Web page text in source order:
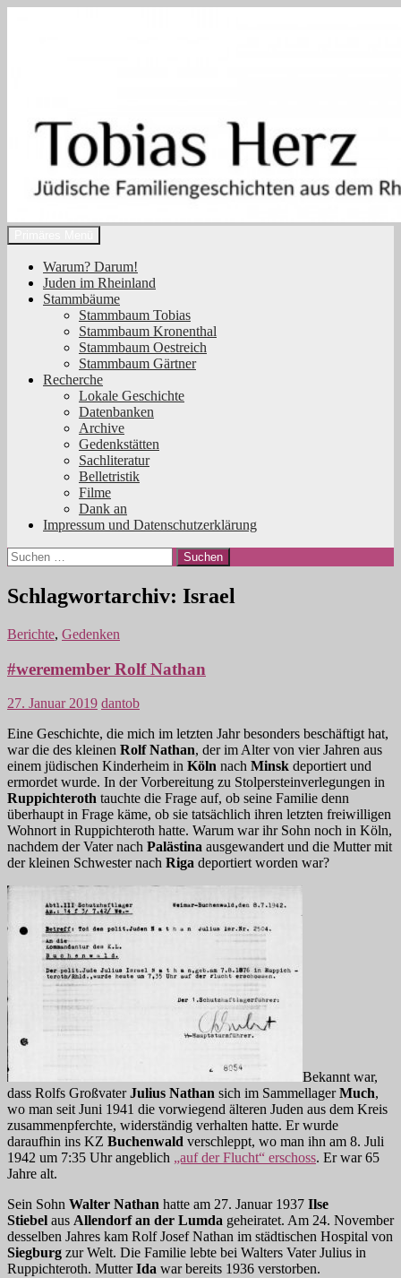
Tobias Herz
Suchen
Warum? Darum!
Juden im Rheinland
Stammbäume
Stammbaum Tobias
Stammbaum Kronenthal
Stammbaum Oestreich
Stammbaum Gärtner
Recherche
Lokale Geschichte
Datenbanken
Archive
Gedenkstätten
Sachliteratur
Belletristik
Filme
Dank an
Impressum und Datenschutzerklärung
Suchen
nach:
Schlagwortarchiv: Israel
Berichte, Gedenken
#weremember Rolf Nathan
27. Januar 2019 dantob
Eine Geschichte, die mich im letzten Jahr besonders beschäftigt hat,
war die des kleinen Rolf Nathan, der im Alter von vier Jahren aus
einem jüdischen Kinderheim in Köln nach Minsk deportiert und
ermordet wurde. In der Vorbereitung zu Stolpersteinverlegungen in
Ruppichteroth tauchte die Frage auf, ob seine Familie denn
überhaupt in Frage käme, ob sie tatsächlich ihren letzten freiwilligen
Wohnort in Ruppichteroth hatte. Warum war ihr Sohn noch in Köln,
nachdem der Vater nach Palästina ausgewandert und die Mutter mit
der kleinen Schwester nach Riga deportiert worden war?
Bekannt war,
dass Rolfs GroßvaterJulius Nathan sich im SammellagerMuch,
wo man seit Juni 1941 die vorwiegend älteren Juden aus dem Kreis
zusammenpferchte, widerständig verhalten hatte. Er wurde
daraufhin ins KZ Buchenwald verschleppt, wo man ihn am 8. Juli
1942 um 7:35 Uhr angeblich „auf der Flucht“ erschoss. Er war 65
Jahre alt.
Sein Sohn Walter Nathan hatte am 27. Januar 1937 Ilse
Stiebel aus Allendorf an der Lumda geheiratet. Am 24. November
desselben Jahres kam Rolf Josef Nathan im städtischen Hospital von
Siegburg zur Welt. Die Familie lebte bei Walters Vater Julius in
Ruppichteroth. MutterIda war bereits 1936 verstorben.